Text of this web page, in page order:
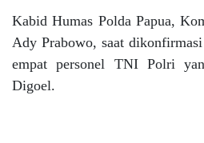
Kabid Humas Polda Papua,
Ady Prabowo, saat
empat personel TNI Polri
Digoel.